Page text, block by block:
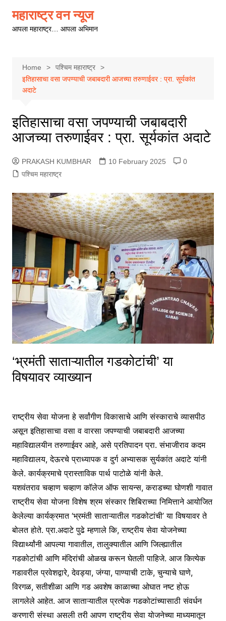
content
महाराष्ट्र वन न्यूज
आपला महाराष्ट्र… आपला अभिमान
Home
पश्चिम महाराष्ट्र
इतिहासाचा वसा जपण्याची जबाबदारी आजच्या तरुणाईवर : प्रा. सूर्यकांत
अदाटे
इतिहासाचा वसा जपण्याची जबाबदारी
आजच्या तरुणाईवर : प्रा. सूर्यकांत अदाटे
PRAKASH KUMBHAR 10 February 2025
0
पश्चिम महाराष्ट्र
‘भ्रमंती साताऱ्यातील गडकोटांची’ या
विषयावर व्याख्यान
राष्ट्रीय सेवा योजना हे सर्वांगीण विकासाचे आणि संस्काराचे व्यासपीठ
असून इतिहासाचा वसा व वारसा जपण्याची जबाबदारी आजच्या
महाविद्यालयीन तरुणाईवर आहे, असे प्रतिपादन प्रा. संभाजीराव कदम
महाविद्यालय, देऊरचे प्राध्यापक व दुर्ग अभ्यासक सुर्यकांत अदाटे यांनी
केले. कार्यक्रमाचे प्रास्ताविक पार्थ पाटोळे यांनी केले.
यशवंतराव चव्हाण चव्हाण कॉलेज ऑफ सायन्स, कराडच्या घोणशी गावात
राष्ट्रीय सेवा योजना विशेष श्रम संस्कार शिबिराच्या निमित्ताने आयोजित
केलेल्या कार्यक्रमात ‘भ्रमंती साताऱ्यातील गडकोटांची’ या विषयावर ते
बोलत होते. प्रा.अदाटे पुढे म्हणाले कि, राष्ट्रीय सेवा योजनेच्या
विद्यार्थ्यांनी आपल्या गावातील, तालुक्यातील आणि जिल्ह्यातील
गडकोटांची आणि मंदिरांची ओळख करून घेतली पाहिजे. आज कित्येक
गडावरील प्रवेशद्वारे, देवड्या, जंग्या, पाण्याची टाके, चुन्याचे घाणे,
विरगळ, सतीशीळा आणि गड अवशेष काळाच्या ओघात नष्ट होऊ
लागलेले आहेत. आज साताऱ्यातील प्रत्येक गडकोटांच्यासाठी संवर्धन
करणारी संस्था असली तरी आपण राष्ट्रीय सेवा योजनेच्या माध्यमातून